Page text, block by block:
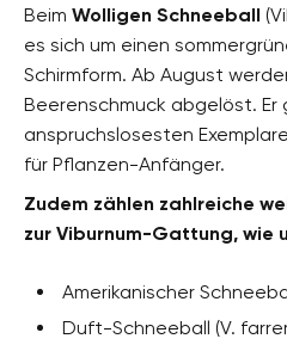
Beim Wolligen Schneeball
es sich um einen
Schirmform. Ab August
Beerenschmuck abgelöst. Er
anspruchslosesten
für Pflanzen-Anfänger.
Zudem zählen zahlreiche
zur Viburnum-Gattung, wie
Amerikanischer
Duft-Schneeball (V.